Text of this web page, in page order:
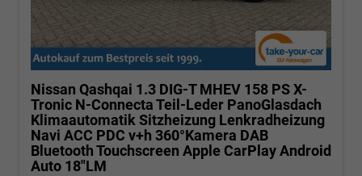
Nissan Qashqai 1.3 DIG-T MHEV 158 PS X-
Tronic N-Connecta Teil-Leder PanoGlasdach
Klimaautomatik Sitzheizung Lenkradheizung
Navi ACC PDC v+h 360°Kamera DAB
Bluetooth Touchscreen Apple CarPlay Android
Auto 18"LM